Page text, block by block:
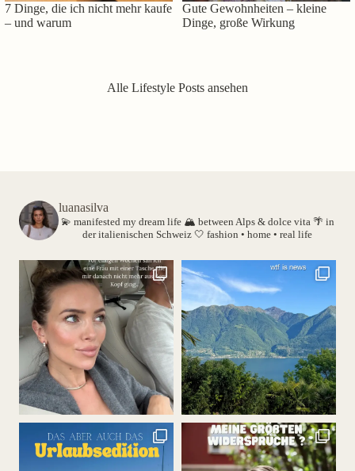
7 Dinge, die ich nicht mehr kaufe
– und warum
Gute Gewohnheiten – kleine
Dinge, große Wirkung
Alle Lifestyle Posts ansehen
luanasilva
💫 manifested my dream life 🏔️ between Alps & dolce vita 🌴 in
der italienischen Schweiz 🤍 fashion • home • real life